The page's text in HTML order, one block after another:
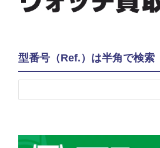
型番号（Ref.）は半角で検索